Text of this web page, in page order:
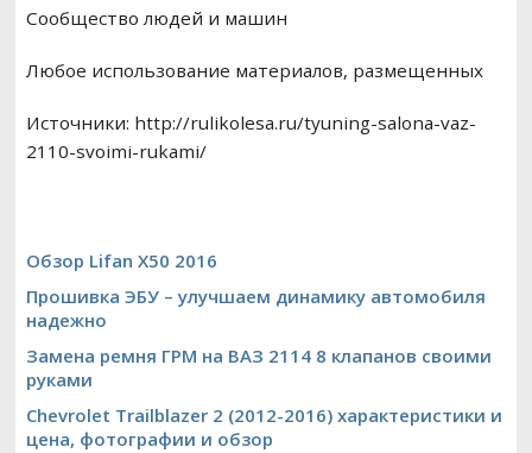
Сообщество людей и машин
Любое использование материалов, размещенных
Источники: http://rulikolesa.ru/tyuning-salona-vaz-
2110-svoimi-rukami/
Обзор Lifan X50 2016
Прошивка ЭБУ – улучшаем динамику автомобиля
надежно
Замена ремня ГРМ на ВАЗ 2114 8 клапанов своими
руками
Chevrolet Trailblazer 2 (2012-2016) характеристики и
цена, фотографии и обзор